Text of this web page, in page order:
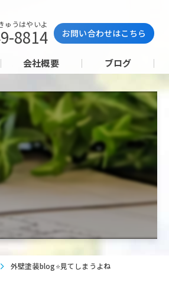
ゅうはやいよ
8814 お問い合わせはこちら
会社概要 ブログ
外壁塗装blog⭐見てしまうよね